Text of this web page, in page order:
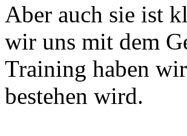
Aber auch sie ist
wir uns mit dem
Training haben
bestehen wird.